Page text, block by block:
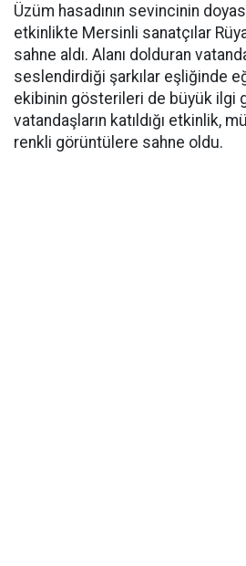
Üzüm hasadının sevincinin
etkinlikte Mersinli sanatçılar
sahne aldı. Alanı dolduran
seslendirdiği şarkılar eşliğinde
ekibinin gösterileri de büyük ilgi
vatandaşların katıldığı etkinlik,
renkli görüntülere sahne oldu.